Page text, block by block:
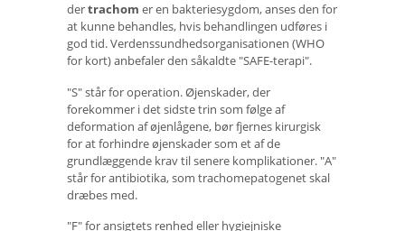
dertrachom er en bakteriesygdom, anses den for
at kunne behandles, hvis behandlingen udføres i
god tid. Verdenssundhedsorganisationen (WHO
for kort) anbefaler den såkaldte "SAFE-terapi".
"S" står for operation. Øjenskader, der
forekommer i det sidste trin som følge af
deformation af øjenlågene, bør fjernes kirurgisk
for at forhindre øjenskader som et af de
grundlæggende krav til senere komplikationer. "A"
står for antibiotika, som trachomepatogenet skal
dræbes med.
"F" for ansigtets renhed eller hygiejniske